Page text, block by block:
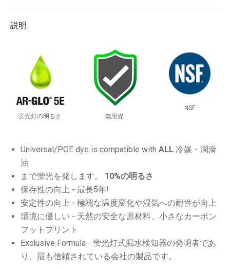
説明
蛍光灯の明るさ 無溶媒
NSF
Universal/POE dye is compatible with ALL 冷媒・潤滑
油
まで蛍光を発します。 10%の明るさ
保存性の向上 - 最長5年!
安定性の向上 - 極端な温度変化や湿気への耐性が向上
環境に優しい - 天然の安全な原材料、小さなカーボン
フットプリント
Exclusive Formula - 蛍光灯式漏水検知器の発明者であ
り、最も信頼されている会社の製品です。